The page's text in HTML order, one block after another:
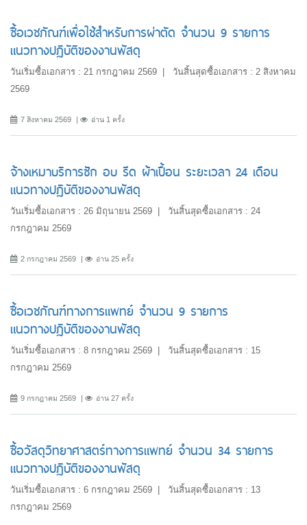
ซื้อเวชภัณฑ์เพื่อใช้สำหรับการผ่าตัด จำนวน 9 รายการ
แนวทางปฏิบัติของงานพัสดุ
วันเริ่มซื้อเอกสาร : 21 กรกฎาคม 2569 | วันสิ้นสุดซื้อเอกสาร : 2 สิงหาคม
2569
7 สิงหาคม 2569 อ่าน 1 ครั้ง
จ้างเหมาบริการซัก อบ รีด ผ้าเปื้อน ระยะเวลา 24 เดือน
แนวทางปฏิบัติของงานพัสดุ
วันเริ่มซื้อเอกสาร : 26 มิถุนายน 2569 | วันสิ้นสุดซื้อเอกสาร : 24
กรกฎาคม 2569
2 กรกฎาคม 2569 อ่าน 25 ครั้ง
ซื้อเวชภัณฑ์ทางการแพทย์ จำนวน 9 รายการ
แนวทางปฏิบัติของงานพัสดุ
วันเริ่มซื้อเอกสาร : 8 กรกฎาคม 2569 | วันสิ้นสุดซื้อเอกสาร : 15
กรกฎาคม 2569
9 กรกฎาคม 2569 อ่าน 27 ครั้ง
ซื้อวัสดุวิทยาศาสตร์ทางการแพทย์ จำนวน 34 รายการ
แนวทางปฏิบัติของงานพัสดุ
วันเริ่มซื้อเอกสาร : 6 กรกฎาคม 2569 | วันสิ้นสุดซื้อเอกสาร : 13
กรกฎาคม 2569